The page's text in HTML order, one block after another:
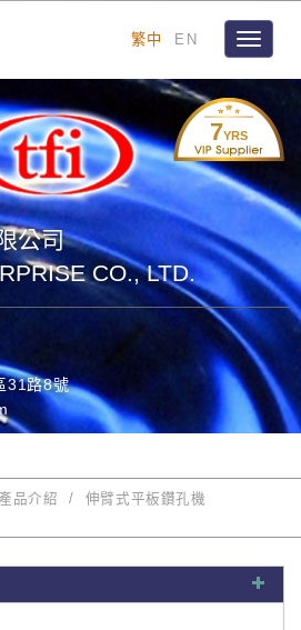
繁中 EN
Toggle
7YRS
公司
CO., LTD.
31路8號
產品介紹
伸臂式平板鑽孔機